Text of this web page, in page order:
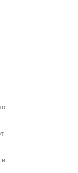
и